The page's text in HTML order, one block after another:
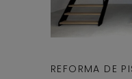
REFORMA DE